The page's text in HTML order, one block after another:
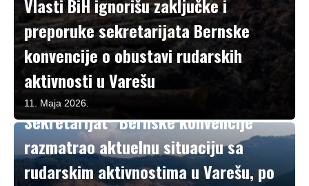
Vlasti BiH ignorišu zaključke i
preporuke sekretarijata Bernske
konvencije o obustavi rudarskih
aktivnosti u Varešu
11. Maja 2026.
U fokusu
Sekretarijat “Bernske konvencije”
razmatrao aktuelnu situaciju sa
rudarskim aktivnostima u Varešu, po